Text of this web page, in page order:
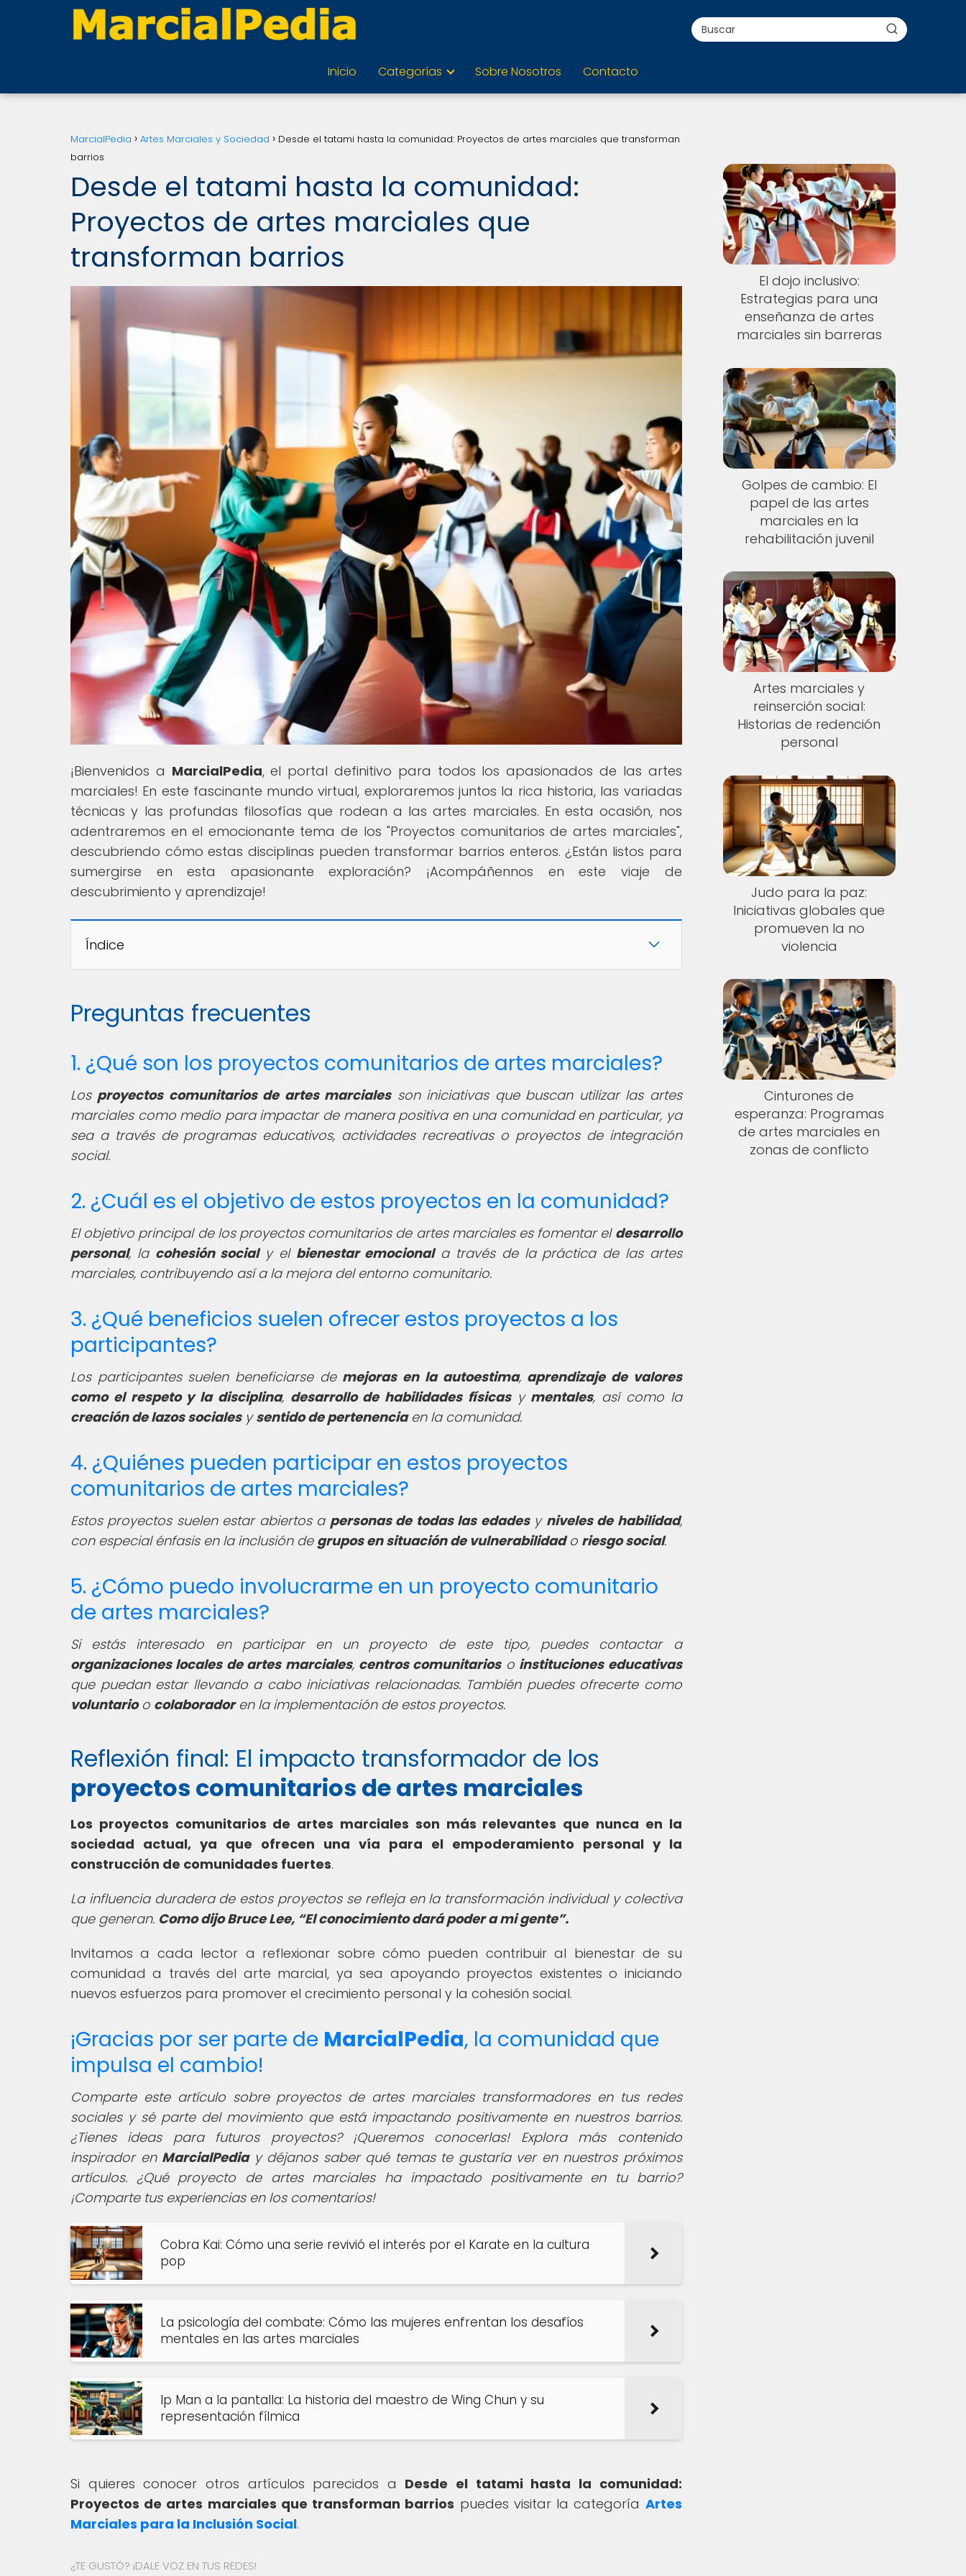
Inicio Categorías Sobre Nosotros Contacto
MarcialPedia Artes Marciales y Sociedad
Desde el tatami hasta la comunidad: Proyectos de artes marciales que transforman
barrios
Desde el tatami hasta la comunidad:
Proyectos de artes marciales que
transforman barrios
¡Bienvenidos a MarcialPedia, el portal definitivo para todos los apasionados de las artes
marciales! En este fascinante mundo virtual, exploraremos juntos la rica historia, las variadas
técnicas y las profundas filosofías que rodean a las artes marciales. En esta ocasión, nos
adentraremos en el emocionante tema de los "Proyectos comunitarios de artes marciales",
descubriendo cómo estas disciplinas pueden transformar barrios enteros. ¿Están listos para
sumergirse en esta apasionante exploración? ¡Acompáñennos en este viaje de
descubrimiento y aprendizaje!
Índice
Preguntas frecuentes
1. ¿Qué son los proyectos comunitarios de artes marciales?
Los proyectos comunitarios de artes marcialesson iniciativas que buscan utilizar las artes
marciales como medio para impactar de manera positiva en una comunidad en particular, ya
sea a través de programas educativos, actividades recreativas o proyectos de integración
social.
2. ¿Cuál es el objetivo de estos proyectos en la comunidad?
El objetivo principal de los proyectos comunitarios de artes marciales es fomentar el desarrollo
personal, la cohesión socialy el bienestar emocionala través de la práctica de las artes
marciales, contribuyendo así a la mejora del entorno comunitario.
3. ¿Qué beneficios suelen ofrecer estos proyectos a los
participantes?
Los participantes suelen beneficiarse de mejoras en la autoestima, aprendizaje de valores
como el respeto y la disciplina, desarrollo de habilidades físicasy mentales, así como la
creación de lazos socialesysentido de pertenenciaen la comunidad.
4. ¿Quiénes pueden participar en estos proyectos
comunitarios de artes marciales?
Estos proyectos suelen estar abiertos a personas de todas las edadesy niveles de habilidad,
con especial énfasis en la inclusión de grupos en situación de vulnerabilidado riesgo social.
5. ¿Cómo puedo involucrarme en un proyecto comunitario
de artes marciales?
Si estás interesado en participar en un proyecto de este tipo, puedes contactar a
organizaciones locales de artes marciales, centros comunitarioso instituciones educativas
que puedan estar llevando a cabo iniciativas relacionadas. También puedes ofrecerte como
voluntarioo colaboradoren la implementación de estos proyectos.
Reflexión final: El impacto transformador de los
proyectos comunitarios de artes marciales
Los proyectos comunitarios de artes marciales son más relevantes que nunca en la
sociedad actual, ya que ofrecen una vía para el empoderamiento personal y la
construcción de comunidades fuertes.
La influencia duradera de estos proyectos se refleja en la transformación individual y colectiva
que generan. Como dijo Bruce Lee, El conocimiento dará poder a mi gente .
Invitamos a cada lector a reflexionar sobre cómo pueden contribuir al bienestar de su
comunidad a través del arte marcial, ya sea apoyando proyectos existentes o iniciando
nuevos esfuerzos para promover el crecimiento personal y la cohesión social.
¡Gracias por ser parte de MarcialPedia, la comunidad que
impulsa el cambio!
Comparte este artículo sobre proyectos de artes marciales transformadores en tus redes
sociales y sé parte del movimiento que está impactando positivamente en nuestros barrios.
¿Tienes ideas para futuros proyectos? ¡Queremos conocerlas! Explora más contenido
inspirador en MarcialPediay déjanos saber qué temas te gustaría ver en nuestros próximos
artículos. ¿Qué proyecto de artes marciales ha impactado positivamente en tu barrio?
¡Comparte tus experiencias en los comentarios!
Cobra Kai: Cómo una serie revivió el interés por el Karate en la cultura
pop
La psicología del combate: Cómo las mujeres enfrentan los desafíos
mentales en las artes marciales
Ip Man a la pantalla: La historia del maestro de Wing Chun y su
representación fílmica
Si quieres conocer otros artículos parecidos a Desde el tatami hasta la comunidad:
Proyectos de artes marciales que transforman barrios puedes visitar la categoría Artes
Marciales para la Inclusión Social.
¿TE GUSTÓ? ¡DALE VOZ EN TUS REDES!
El dojo inclusivo:
Estrategias para una
enseñanza de artes
marciales sin barreras
Golpes de cambio: El
papel de las artes
marciales en la
rehabilitación juvenil
Artes marciales y
reinserción social:
Historias de redención
personal
Judo para la paz:
Iniciativas globales que
promueven la no
violencia
Cinturones de
esperanza: Programas
de artes marciales en
zonas de conflicto